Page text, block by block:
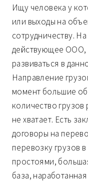
Ищу человека у
или выходы на
сотрудничеству.
действующее ООО,
развиваться в
Направление
момент большие
количество грузов
не хватает. Есть
договоры на
перевозку грузов
простоями,
база,